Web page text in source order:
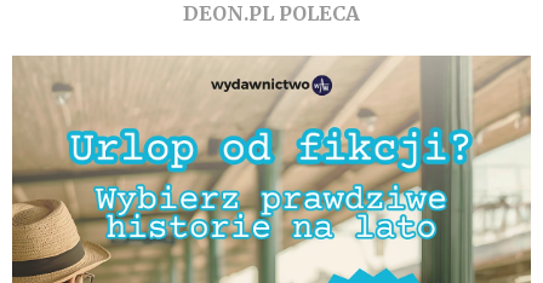
DEON.PL POLECA